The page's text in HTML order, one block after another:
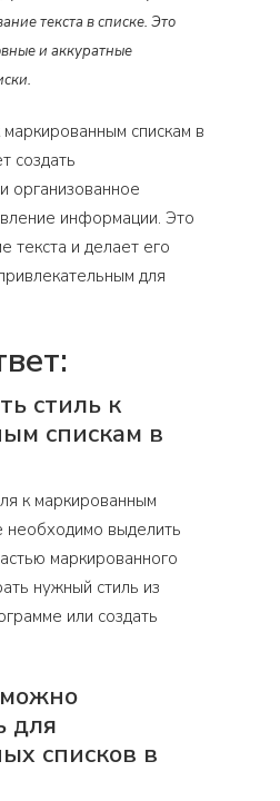
текста в списке. Это
и аккуратные
спискам в
создать
организованное
информации. Это
текста и делает его
для
стиль к
спискам в
к маркированным
необходимо выделить
маркированного
нужный стиль из
или создать
для
списков в